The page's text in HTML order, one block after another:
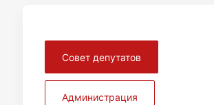
Совет депутатов
Администрация